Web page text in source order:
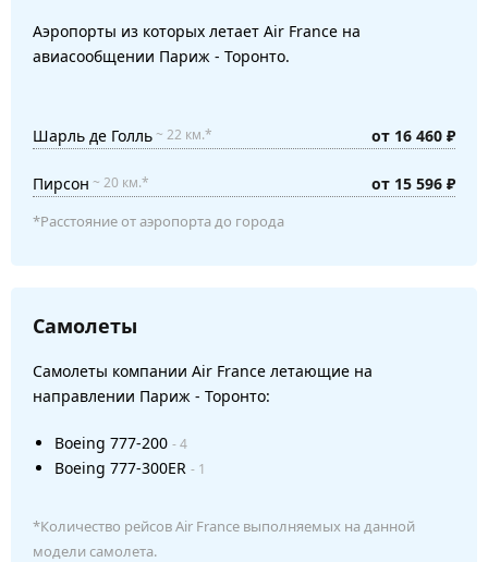
Аэропорты из которых летает Air France на
авиасообщении Париж - Торонто.
Шарль де Голль~ 22 км.* от 16 460 ₽
Пирсон ~ 20 км.* от 15 596 ₽
*Расстояние от аэропорта до города
Самолеты
Самолеты компании Air France летающие на
направлении Париж - Торонто:
Boeing 777-200 - 4
Boeing 777-300ER - 1
*Количество рейсов Air France выполняемых на данной
модели самолета.